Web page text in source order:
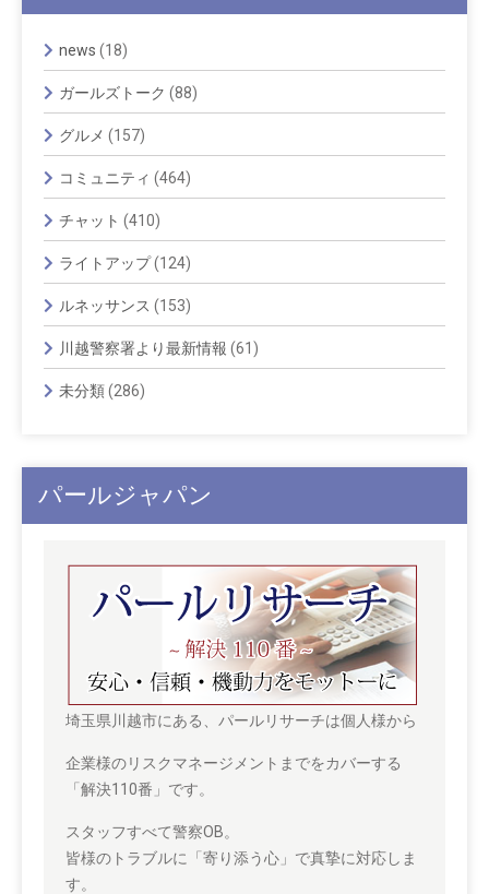
news (18)
ガールズトーク (88)
グルメ (157)
コミュニティ (464)
チャット (410)
ライトアップ(124)
ルネッサンス (153)
川越警察署より最新情報 (61)
未分類(286)
パールジャパン
埼玉県川越市にある、パールリサーチは個人様から
企業様のリスクマネージメントまでをカバーする
「解決110番」です。
スタッフすべて警察OB。
皆様のトラブルに「寄り添う心」で真摯に対応しま
す。